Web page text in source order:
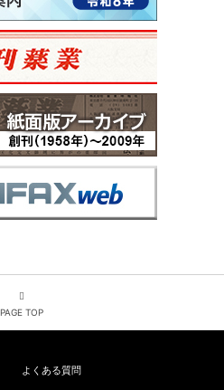
PAGE TOP
よくある質問